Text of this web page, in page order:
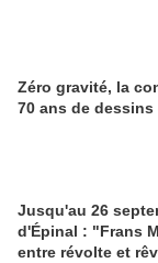
Zéro gravité, la
70 ans de dessins
Jusqu'au 26
d'Épinal : "Frans
entre révolte et